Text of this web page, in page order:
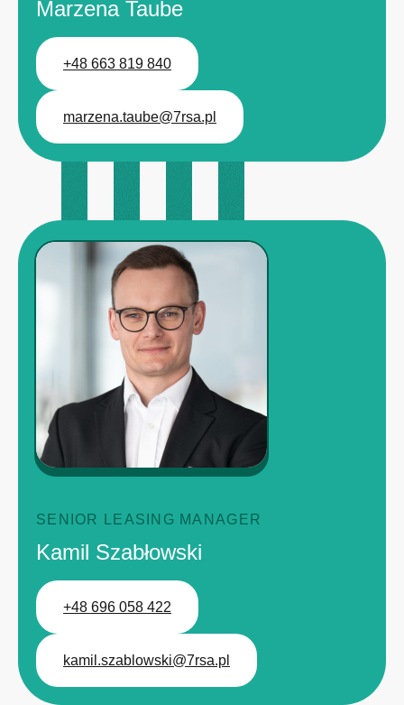
Marzena Taube
+48 663 819 840
marzena.taube@7rsa.pl
SENIOR LEASING MANAGER
Kamil Szabłowski
+48 696 058 422
kamil.szablowski@7rsa.pl